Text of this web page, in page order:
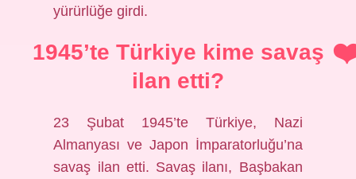
yürürlüğe girdi.
1945’te Türkiye kime savaş
ilan etti?
23 Şubat 1945’te Türkiye, Nazi
Almanyası ve Japon İmparatorluğu’na
savaş ilan etti. Savaş ilanı, Başbakan